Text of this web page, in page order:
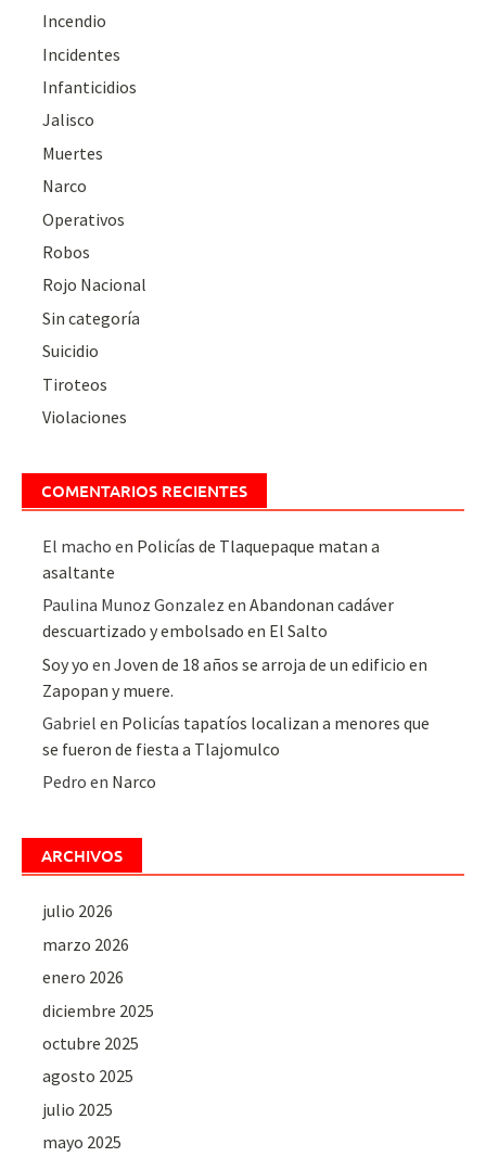
Incendio
Incidentes
Infanticidios
Jalisco
Muertes
Narco
Operativos
Robos
Rojo Nacional
Sin categoría
Suicidio
Tiroteos
Violaciones
COMENTARIOS RECIENTES
El macho en Policías de Tlaquepaque matan a
asaltante
Paulina Munoz Gonzalez enAbandonan cadáver
descuartizado y embolsado en El Salto
Soy yo enJoven de 18 años se arroja de un edificio en
Zapopan y muere.
Gabriel en Policías tapatíos localizan a menores que
se fueron de fiesta a Tlajomulco
Pedro en Narco
ARCHIVOS
julio 2026
marzo 2026
enero 2026
diciembre 2025
octubre 2025
agosto 2025
julio 2025
mayo 2025